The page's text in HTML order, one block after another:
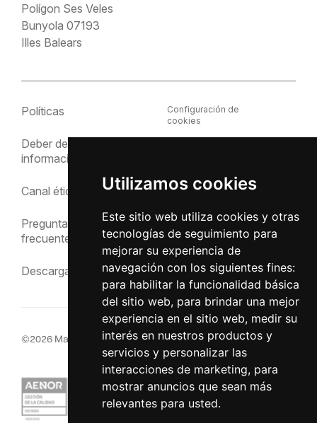
Utilizamos cookies
Este sitio web utiliza cookies y otras
tecnologías de seguimiento para
mejorar su experiencia de
navegación con los siguientes fines:
para habilitar la funcionalidad básica
del sitio web, para brindar una mejor
experiencia en el sitio web, medir su
interés en nuestros productos y
servicios y personalizar las
interacciones de marketing, para
mostrar anuncios que sean más
relevantes para usted.
Polígon Ses Veles
Bunyola 07193
Illes Balears
Políticas
Deber de
información
Canal ético
Preguntas
frecuentes
Descargas
Configuración de
cookies
Política de privacidad
©2026 MacInsular.Derechos reservados.